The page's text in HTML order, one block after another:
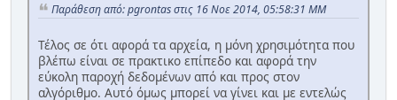
Παράθεση από: pgrontas στις 16 Νοε 2014, 05:58:31 ΜΜ
Τέλος σε ότι αφορά τα αρχεία, η μόνη χρησιμότητα που
βλέπω είναι σε πρακτικο επίπεδο και αφορά την
εύκολη παροχή δεδομένων από και προς στον
αλγόριθμο. Αυτό όμως μπορεί να γίνει και με εντελώς